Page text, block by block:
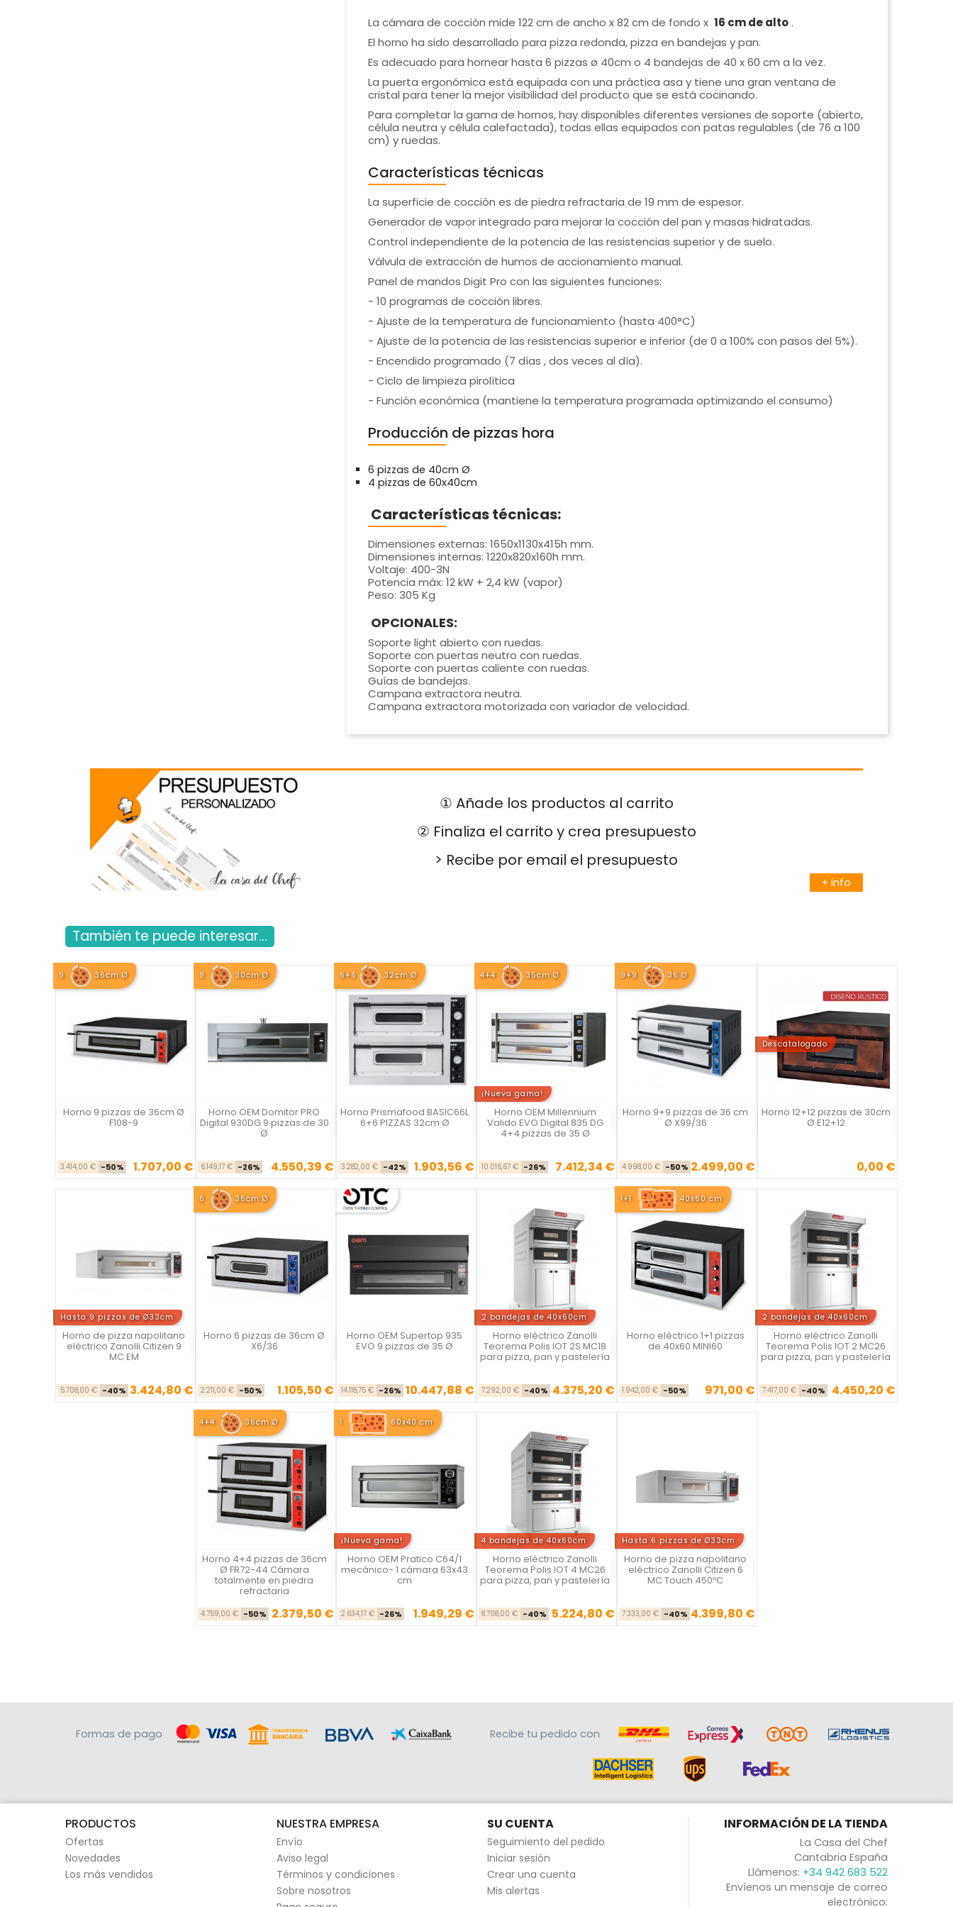
La cámara de cocción mide 122 cm de ancho x 82 cm de fondo x 16 cm de alto .
El horno ha sido desarrollado para pizza redonda, pizza en bandejas y pan.
Es adecuado para hornear hasta 6 pizzas ø 40cm o 4 bandejas de 40 x 60 cm a la vez.
La puerta ergonómica está equipada con una práctica asa y tiene una gran ventana de
cristal para tener la mejor visibilidad del producto que se está cocinando.
Para completar la gama de hornos, hay disponibles diferentes versiones de soporte (abierto,
célula neutra y célula calefactada), todas ellas equipados con patas regulables (de 76 a 100
cm) y ruedas.
Características técnicas
La superficie de cocción es de piedra refractaria de 19 mm de espesor.
Generador de vapor integrado para mejorar la cocción del pan y masas hidratadas.
Control independiente de la potencia de las resistencias superior y de suelo.
Válvula de extracción de humos de accionamiento manual.
Panel de mandos Digit Pro con las siguientes funciones:
- 10 programas de cocción libres.
- Ajuste de la temperatura de funcionamiento (hasta 400°C)
- Ajuste de la potencia de las resistencias superior e inferior (de 0 a 100% con pasos del 5%).
- Encendido programado (7 días , dos veces al día).
- Ciclo de limpieza pirolítica
- Función económica (mantiene la temperatura programada optimizando el consumo)
Producción de pizzas hora
6 pizzas de 40cm Ø
4 pizzas de 60x40cm
Características técnicas:
Dimensiones externas: 1650x1130x415h mm.
Dimensiones internas: 1220x820x160h mm.
Voltaje: 400-3N
Potencia máx: 12 kW + 2,4 kW (vapor)
Peso: 305 Kg
OPCIONALES:
Soporte light abierto con ruedas.
Soporte con puertas neutro con ruedas.
Soporte con puertas caliente con ruedas.
Guías de bandejas.
Campana extractora neutra.
Campana extractora motorizada con variador de velocidad.
① Añade los productos al carrito
② Finaliza el carrito y crea presupuesto
> Recibe por email el presupuesto
+ info
También te puede interesar...
9 36cm Ø
Horno 9 pizzas de 36cm Ø
F108-9
Precio base
3.414,00 € -50% Precio
1.707,00 €

Vista rápida
9 30cm Ø
Horno OEM Domitor PRO
Digital 930DG 9 pizzas de 30
Ø
Precio base
6.149,17 € -26% Precio
4.550,39 €

Vista rápida
6+6 32cm Ø
Horno Prismafood BASIC66L
6+6 PIZZAS 32cm Ø
Precio base
3.282,00 € -42% Precio
1.903,56 €

Vista rápida
4+4 35cm Ø
¡Nueva gama!
Horno OEM Millennium
Valido EVO Digital 835 DG
4+4 pizzas de 35 Ø
Precio base
10.016,67 € -26% Precio
7.412,34 €

Vista rápida
9+9 36 Ø
Horno 9+9 pizzas de 36 cm
Ø X99/36
Precio base
4.998,00 € -50% Precio
2.499,00 €

Vista rápida
Descatalogado
Horno 12+12 pizzas de 30cm
Ø E12+12
Precio0,00 €

Vista rápida
Hasta 9 pizzas de Ø33cm
Horno de pizza napolitano
eléctrico Zanolli Citizen 9
MC EM
Precio base
5.708,00 € -40% Precio
3.424,80 €

Vista rápida
6 36cm Ø
Horno 6 pizzas de 36cm Ø
X6/36
Precio base
2.211,00 € -50% Precio
1.105,50 €

Vista rápida Horno OEM Supertop 935
EVO 9 pizzas de 35 Ø
Precio base
14.118,75 € -26% Precio
10.447,88 €

Vista rápida
2 bandejas de 40x60cm
Horno eléctrico Zanolli
Teorema Polis IOT 2S MC18
para pizza, pan y pastelería
Precio base
7.292,00 € -40% Precio
4.375,20 €

Vista rápida
1+1 40x60 cm
Horno eléctrico 1+1 pizzas
de 40x60 MINI60
Precio base
1.942,00 € -50% Precio
971,00 €

Vista rápida
2 bandejas de 40x60cm
Horno eléctrico Zanolli
Teorema Polis IOT 2 MC26
para pizza, pan y pastelería
Precio base
7.417,00 € -40% Precio
4.450,20 €

Vista rápida
4+4 36cm Ø
Horno 4+4 pizzas de 36cm
Ø FR72-44 Cámara
totalmente en piedra
refractaria
Precio base
4.759,00 € -50% Precio
2.379,50 €

Vista rápida
1 60x40 cm
¡Nueva gama!
Horno OEM Pratico C64/1
mecánico- 1 cámara 63x43
cm
Precio base
2.634,17 € -26% Precio
1.949,29 €

Vista rápida
4 bandejas de 40x60cm
Horno eléctrico Zanolli
Teorema Polis IOT 4 MC26
para pizza, pan y pastelería
Precio base
8.708,00 € -40% Precio
5.224,80 €

Vista rápida
Hasta 6 pizzas de Ø33cm
Horno de pizza napolitano
eléctrico Zanolli Citizen 6
MC Touch 450ºC
Precio base
7.333,00 € -40% Precio
4.399,80 €

Vista rápida
Formas de pago Recibe tu pedido con
PRODUCTOS
Ofertas
Novedades
Los más vendidos
NUESTRA EMPRESA
Envío
Aviso legal
Términos y condiciones
Sobre nosotros
SU CUENTA
Seguimiento del pedido
Iniciar sesión
Crear una cuenta
Mis alertas
INFORMACIÓN DE LA TIENDA
La Casa del Chef
Cantabria España
Llámenos: +34 942 683 522
Envíenos un mensaje de correo
electrónico: